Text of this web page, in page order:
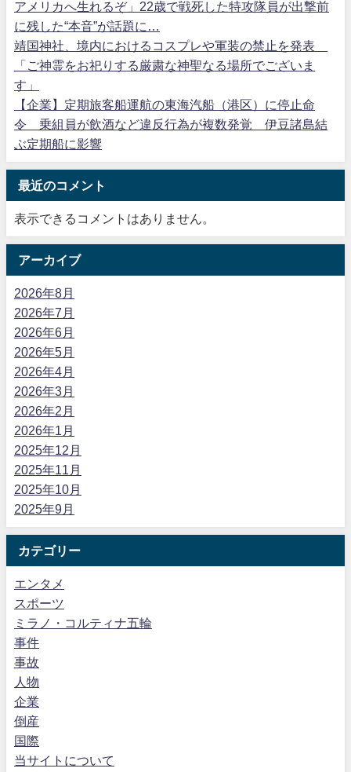
アメリカへ生れるぞ」22歳で戦死した特攻隊員が出撃前
に残した“本音”が話題に…
靖国神社、境内におけるコスプレや軍装の禁止を発表
「ご神霊をお祀りする厳粛な神聖なる場所でございま
す」
【企業】定期旅客船運航の東海汽船（港区）に停止命
令 乗組員が飲酒など違反行為が複数発覚 伊豆諸島結
ぶ定期船に影響
最近のコメント
表示できるコメントはありません。
アーカイブ
2026年8月
2026年7月
2026年6月
2026年5月
2026年4月
2026年3月
2026年2月
2026年1月
2025年12月
2025年11月
2025年10月
2025年9月
カテゴリー
エンタメ
スポーツ
ミラノ・コルティナ五輪
事件
事故
人物
企業
倒産
国際
当サイトについて